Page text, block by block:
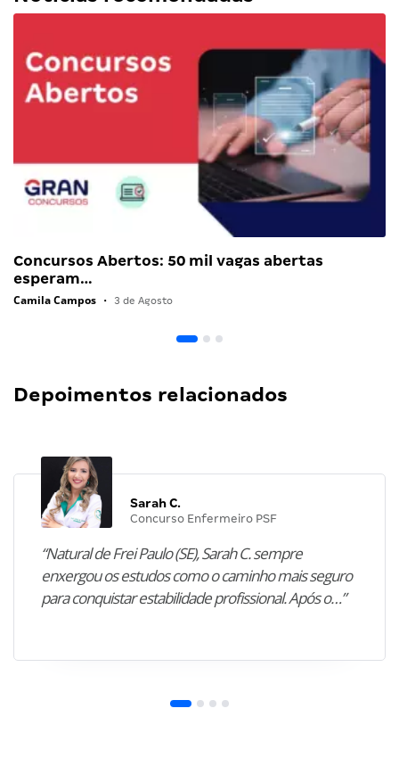
Concursos Abertos: 50 mil vagas abertas
esperam…
Camila Campos • 3 de Agosto
Depoimentos relacionados
Sarah C.
Concurso Enfermeiro PSF
“Natural de Frei Paulo (SE), Sarah C. sempre
enxergou os estudos como o caminho mais seguro
para conquistar estabilidade profissional. Após o…”